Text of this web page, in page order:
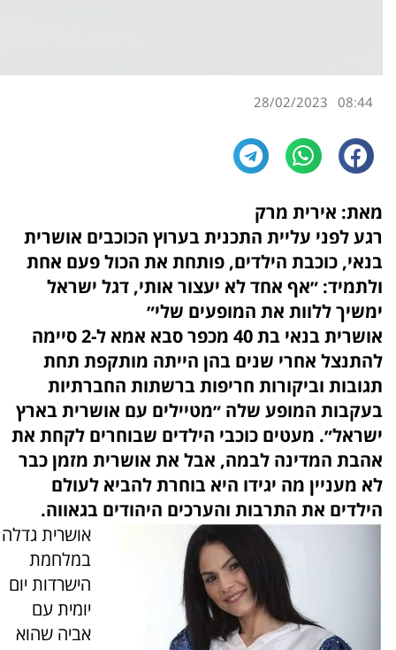
08:44
28/02/2023
מאת: אירית מרק
רגע לפני עליית התכנית בערוץ הכוכבים אושרית
בנאי, כוכבת הילדים, פותחת את הכול פעם אחת
ולתמיד: ״אף אחד לא יעצור אותי, דגל ישראל
ימשיך ללוות את המופעים שלי״
אושרית בנאי בת 40 מכפר סבא אמא ל-2 סיימה
להתנצל אחרי שנים בהן הייתה מותקפת תחת
תגובות וביקורות חריפות ברשתות החברתיות
בעקבות המופע שלה ״מטיילים עם אושרית בארץ
ישראל״. מעטים כוכבי הילדים שבוחרים לקחת את
אהבת המדינה לבמה, אבל את אושרית מזמן כבר
לא מעניין מה יגידו היא בוחרת להביא לעולם
הילדים את התרבות והערכים היהודים בגאווה.
אושרית גדלה
במלחמת
הישרדות יום
יומית עם
אביה שהוא